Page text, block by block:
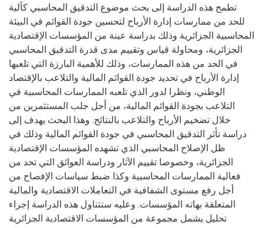
تطمح هذه الدراسة إلى بحث موضوع التدقيق المحاسبي كآلية
للحد من ممارسات إدارة الأرباح لتحسين جودة القوائم في البيئة
المحاسبية الجزائرية وذلك بدراسة عينة من المؤسسات الإقتصادية
الجزائرية، ومحاولة قياس وتقييم مدى قدرة التدقيق المحاسبي
في الحد من هذه الممارسات، وذلك للأهمية البارزة التي تلعبها
إدارة الأرباح في تحديد جودة القوائم المالية والتلاعب بالإقتصاد
الوطني، ونظرا لدور الذي تلعبه الممارسات المحاسبية في
التلاعب بجودة القوائم المالية، من أجل جلب المستثمرين من
خلال تضخيم الأرباح والتلاعب بالنتائج. وهذا البحث يهدف إلى
دراسة تأثر التدقيق المحاسبي في جودة القوائم المالية وذلك في
ظل الإصلاح المحاسبي الذي تشهده المؤسسات الإقتصادية
الجزائرية، وخصوصا تقييم الآثار ودراسة العوائق التي تحد من
فعالية الممارسات المحاسبية وكذا ضبط سياسات الإفصاح من
أجل رفع مستوى الشفافية في التعاملات الاقتصادية والمالية
المتعلقة بهاته المؤسسات. وعليه ستتناول هذه الدراسة إجراء
تحليل يشمل مجموعة من المؤسسات الاقتصادية الجزائرية